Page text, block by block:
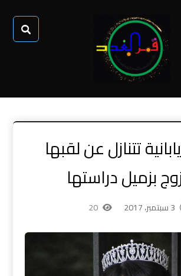
تتنازل عن لقبها
بزميل دراستها
3 سبتمبر، 2017 20